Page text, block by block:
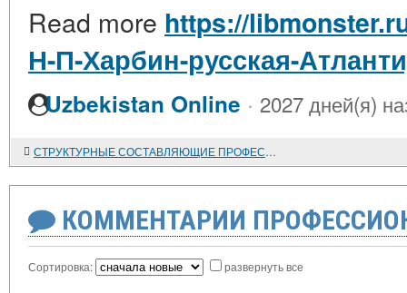
Read more https://
Н-П-Харбин-русская-
Uzbekistan Online · 2027 дней(я)
СТРУКТУРНЫЕ СОСТАВЛЯЮЩИЕ ПРОФЕССИОНАЛЬНОГО ИМИДЖА СОВРЕМЕННОГО УЧИТЕЛЯ, СПОСОБСТВУЮЩИЕ ПРЕОДОЛЕНИЮ ПСИХОЛОГИЧЕСКИХ БАРЬЕРОВ
КОММЕНТАРИИ
Сортировка: развернуть все